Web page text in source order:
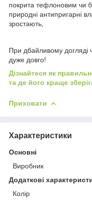
покрита тефлоновим чи
природні антипригарні
зростають,
При дбайливому догляді
дуже довго!
Дізнайтеся як
та де його краще
Приховати
Характеристики
Основні
Виробник
Додаткові
Колір